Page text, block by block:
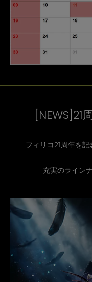
[NEWS]21
フィリコ21周年を記
充実のライン